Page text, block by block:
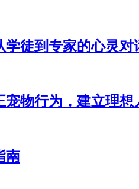
徒到专家的心灵对
宠物行为，建立理想
南